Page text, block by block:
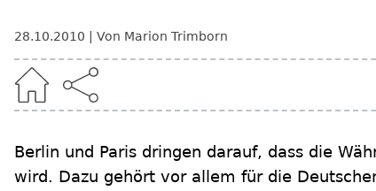
28.10.2010 Von Marion Trimborn
Berlin und Paris dringen darauf, dass die
wird. Dazu gehört vor allem für die